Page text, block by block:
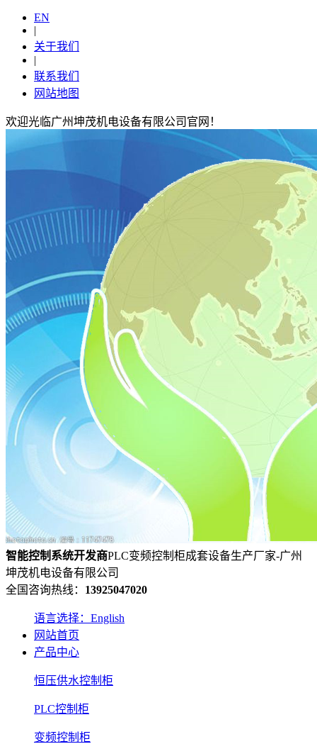
EN
|
关于我们
|
联系我们
网站地图
欢迎光临广州坤茂机电设备有限公司官网！
智能控制系统开发商PLC变频控制柜成套设备生产厂家-广州
坤茂机电设备有限公司
全国咨询热线： 13925047020
语言选择：English
网站首页
产品中心
恒压供水控制柜
PLC控制柜
变频控制柜